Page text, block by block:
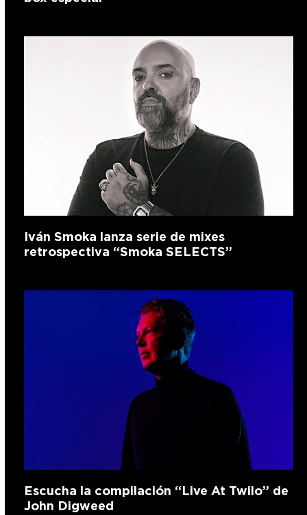
Iván Smoka lanza serie de mixes
retrospectiva “Smoka SELECTS”
Escucha la compilación “Live At Twilo” de
John Digweed